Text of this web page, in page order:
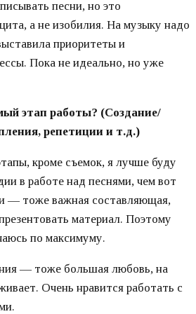
песни, но это
а не изобилия. На музыку надо
приоритеты и
Пока не идеально, но уже
этап работы? (Создание/
репетиции и т.д.)
кроме съемок, я лучше буду
в работе над песнями, чем вот
— тоже важная составляющая,
материал. Поэтому
по максимуму.
— тоже большая любовь, на
Очень нравится работать с